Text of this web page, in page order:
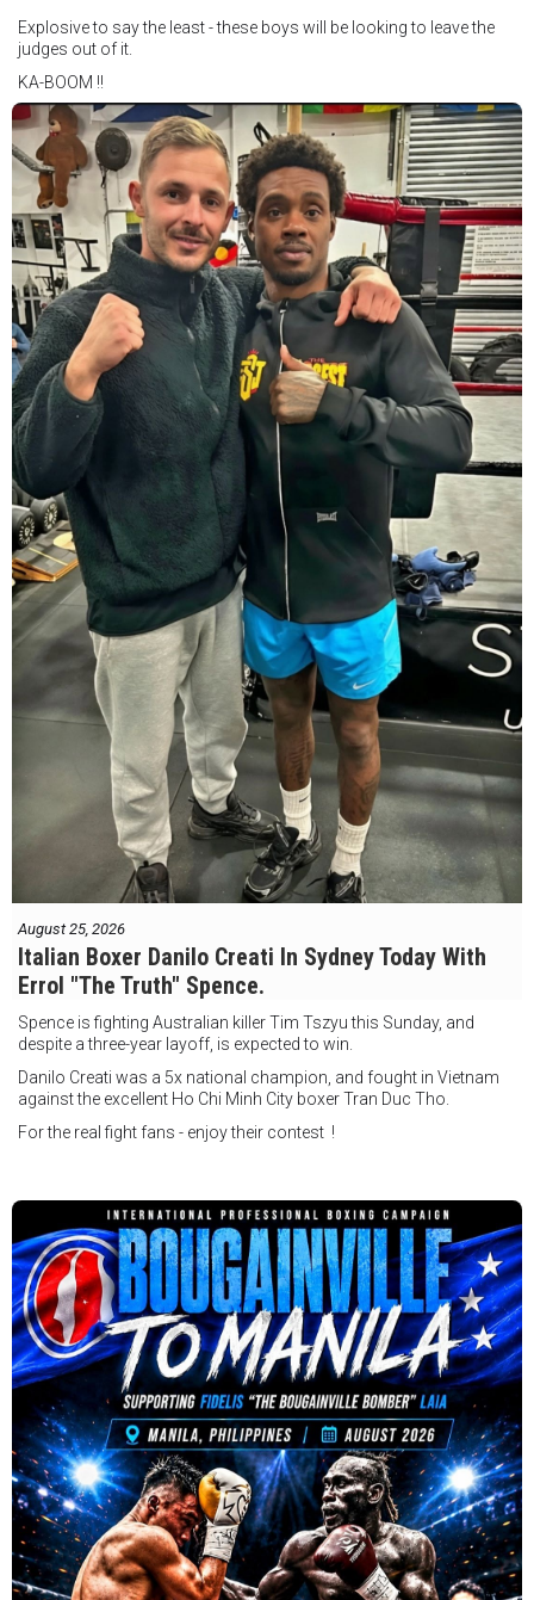
Explosive to say the least - these boys will be looking to leave the
judges out of it.
KA-BOOM !!
August 25, 2026
Italian Boxer Danilo Creati In Sydney Today With
Errol "The Truth" Spence.
Spence is fighting Australian killer Tim Tszyu this Sunday, and
despite a three-year layoff, is expected to win.
Danilo Creati was a 5x national champion, and fought in Vietnam
against the excellent Ho Chi Minh City boxer Tran Duc Tho.
For the real fight fans - enjoy their contest !